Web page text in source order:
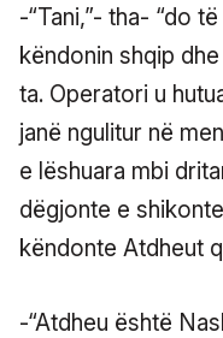
-“Tani,”- tha- “do
këndonin shqip
ta. Operatori u
janë ngulitur në
e lëshuara mbi
dëgjonte e
këndonte Atdheut
-“Atdheu është